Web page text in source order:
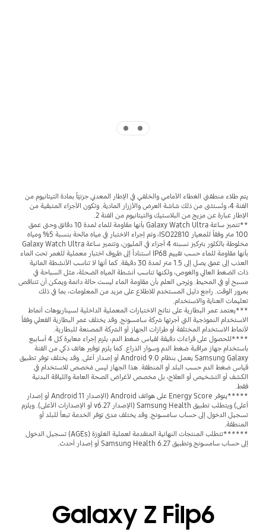
يتم طلاء منطقتي الغطاء الأمامي والخلفي في الإطار المعدني جزئيّاً بمادة التيتانيوم من
الفئة 4، وتُستثنى من ذلك شاشة العرض والأزرار المادية. وتكون الأجزاء المتبقية من
الإطار عبارة عن مزيج من البلاستيك والتيتانيوم من الفئة 2.
**تتميز ساعة Galaxy Watch Ultra بأنها مقاومة للماء لمدة 10 دقائق وحتى عمق
100 متر وفقاً للمعيار ISO22810، وتم إجراء الاختبار في مياه مالحة بنسبة 5% ومياه
مخلوطة بالكلور بتركيز نسبته 4 أجزاء في المليون، وتتميز ساعة Galaxy Watch Ultra
بأنها مقاومة للماء حسب تقييم IP68 استناداً إلى ظروف اختبار معملية للغمر تحت الماء
العذب إلى عمق يصل إلى 1.5 متر لمدة 30 دقيقة. كما أنها لا تناسب الأنشطة المائية
ذات الضغط العالي والغوص، ولكنها تناسب أنشطة المياه الضحلة، مثل السباحة في
مسبح أو في المحيط. ويُرجى العلم بأن مقاومة الماء ليست حالة دائمة ويمكن أن تتناقص
بمرور الوقت. راجع دليل المستخدم للاطلاع على مزيد من المعلومات، بما في ذلك
تعليمات العناية والاستخدام.
***يعتمد عمر البطارية على نتائج الاختبارات المعملية الداخلية لسيناريوهات أنماط
الاستخدام النموذجية التي أجرتها شركة سامسونج. وقد يختلف عمر البطارية الفعلي وفقاً
لأنماط الاستخدام المختلفة أو طرازات الجهاز أو الشركة المصنعة للبطارية.
****للحصول على قراءات دقيقة لقياس ضغط الدم، يلزم إجراء معايرة كل 4 أسابيع
باستخدام جهاز مراقبة ضغط الدم وسوار الذراع. كما يلزم توفير هاتف ذكي من الفئة
Samsung Galaxy يعمل بنظام Android 9.0 أو إصدار أعلى. وقد يختلف توفر تطبيق
قياس ضغط الدم حسب البلد أو المنطقة. هذا الجهاز ليس مُخصص للاستخدام في
الكشف أو التشخيص أو العلاج، بل مخصص لأغراض الصحة العامة واللياقة البدنية
فقط.
تسجيل الدخول إلى حساب سامسونج. وقد يختلف مدى توفر الخدمة تبعاً للبلد أو
المنطقة.
******تتطلب المنتجات النهائية المتقدمة لعملية الغلوزة (AGEs) تسجيل الدخول
إلى حساب سامسونج وتطبيق Samsung Health 6.27 أو إصدار أحدث.
Galaxy Z Filp6